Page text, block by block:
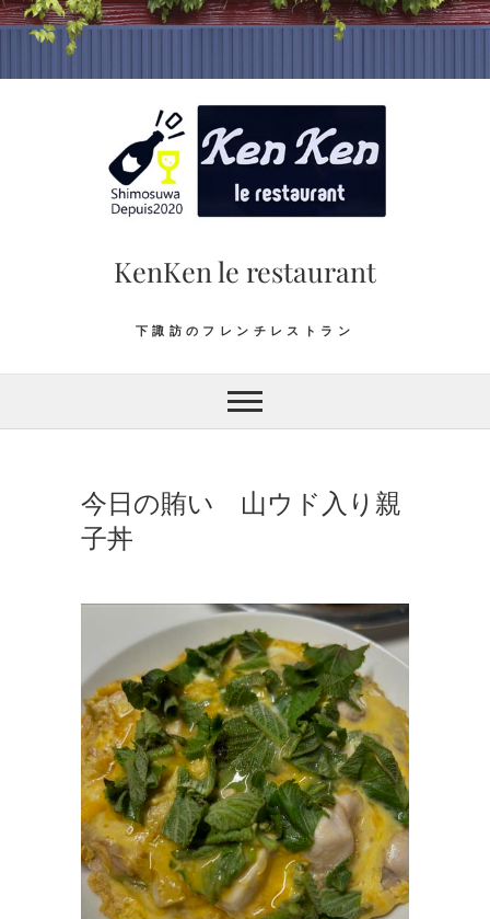
Skip
KenKen le restaurant
下諏訪のフレンチレストラン
今日の賄い 山ウド入り親
子丼